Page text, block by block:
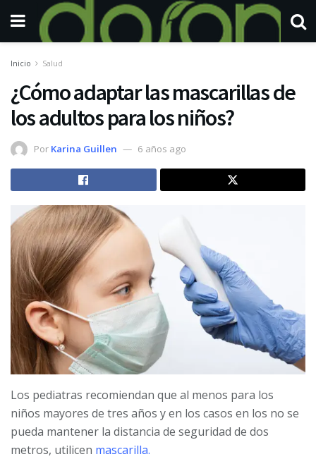
Inicio Salud
¿Cómo adaptar las mascarillas de
los adultos para los niños?
Por Karina Guillen 6 años ago
Los pediatras recomiendan que al menos para los
niños mayores de tres años y en los casos en los no se
pueda mantener la distancia de seguridad de dos
metros, utilicen mascarilla.